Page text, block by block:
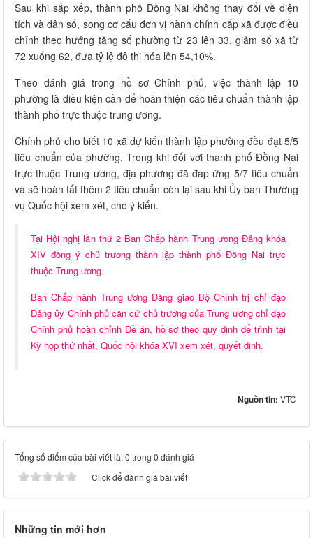
Sau khi sắp xếp, thành phố Đồng Nai không thay đổi về diện
tích và dân số, song cơ cấu đơn vị hành chính cấp xã được điều
chỉnh theo hướng tăng số phường từ 23 lên 33, giảm số xã từ
72 xuống 62, đưa tỷ lệ đô thị hóa lên 54,10%.
Theo đánh giá trong hồ sơ Chính phủ, việc thành lập 10
phường là điều kiện cần để hoàn thiện các tiêu chuẩn thành lập
thành phố trực thuộc trung ương.
Chính phủ cho biết 10 xã dự kiến thành lập phường đều đạt 5/5
tiêu chuẩn của phường. Trong khi đối với thành phố Đồng Nai
trực thuộc Trung ương, địa phương đã đáp ứng 5/7 tiêu chuẩn
và sẽ hoàn tất thêm 2 tiêu chuẩn còn lại sau khi Ủy ban Thường
vụ Quốc hội xem xét, cho ý kiến.
Tại Hội nghị lần thứ 2 Ban Chấp hành Trung ương Đảng khóa
XIV đồng ý chủ trương thành lập thành phố Đồng Nai trực
thuộc Trung ương.
Ban Chấp hành Trung ương Đảng giao Bộ Chính trị chỉ đạo
Đảng ủy Chính phủ căn cứ chủ trương của Trung ương chỉ đạo
Chính phủ hoàn chỉnh Đề án, hồ sơ theo quy định để trình tại
Kỳ họp thứ nhất, Quốc hội khóa XVI xem xét, quyết định.
Nguồn tin: VTC
Tổng số điểm của bài viết là: 0 trong 0 đánh giá
Click để đánh giá bài viết
Những tin mới hơn